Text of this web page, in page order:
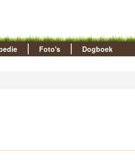
Foto's Dogboek